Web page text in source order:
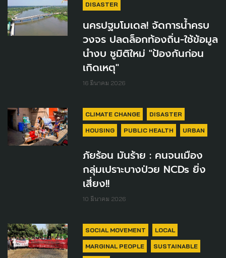
DISASTER
นครปฐมโมเดล! จัดการน้ำครบ
วงจร ปลดล็อกท้องถิ่น-ใช้ข้อมูล
นำงบ ชูมิติใหม่ "ป้องกันก่อน
เกิดเหตุ"
16 มีนาคม 2026
CLIMATE CHANGE DISASTER
HOUSING PUBLIC HEALTH URBAN
ภัยร้อน มันร้าย : คนจนเมือง
กลุ่มเปราะบางป่วย NCDs ยิ่ง
เสี่ยง!!
10 มีนาคม 2026
SOCIAL MOVEMENT LOCAL
MARGINAL PEOPLE SUSTAINABLE